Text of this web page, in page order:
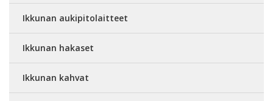
Ikkunan aukipitolaitteet
Ikkunan hakaset
Ikkunan kahvat